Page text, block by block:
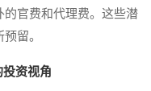
官费和代理费。这些潜
留。
资视角